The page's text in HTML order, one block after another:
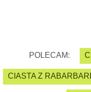
POLECAM:
CIASTA Z